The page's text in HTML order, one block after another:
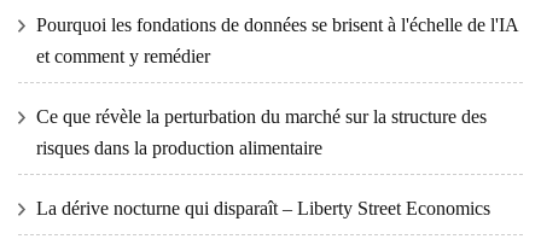
Pourquoi les fondations de données se brisent à l'échelle de l'IA
et comment y remédier
Ce que révèle la perturbation du marché sur la structure des
risques dans la production alimentaire
La dérive nocturne qui disparaît – Liberty Street Economics